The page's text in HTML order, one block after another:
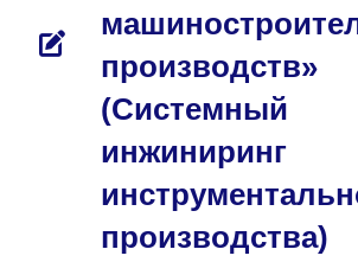
производств»
(Системный
инжиниринг
производства)